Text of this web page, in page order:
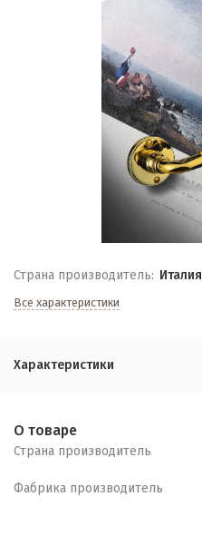
Страна производитель: Италия
Все характеристики
Характеристики
О товаре
Страна производитель
Фабрика производитель